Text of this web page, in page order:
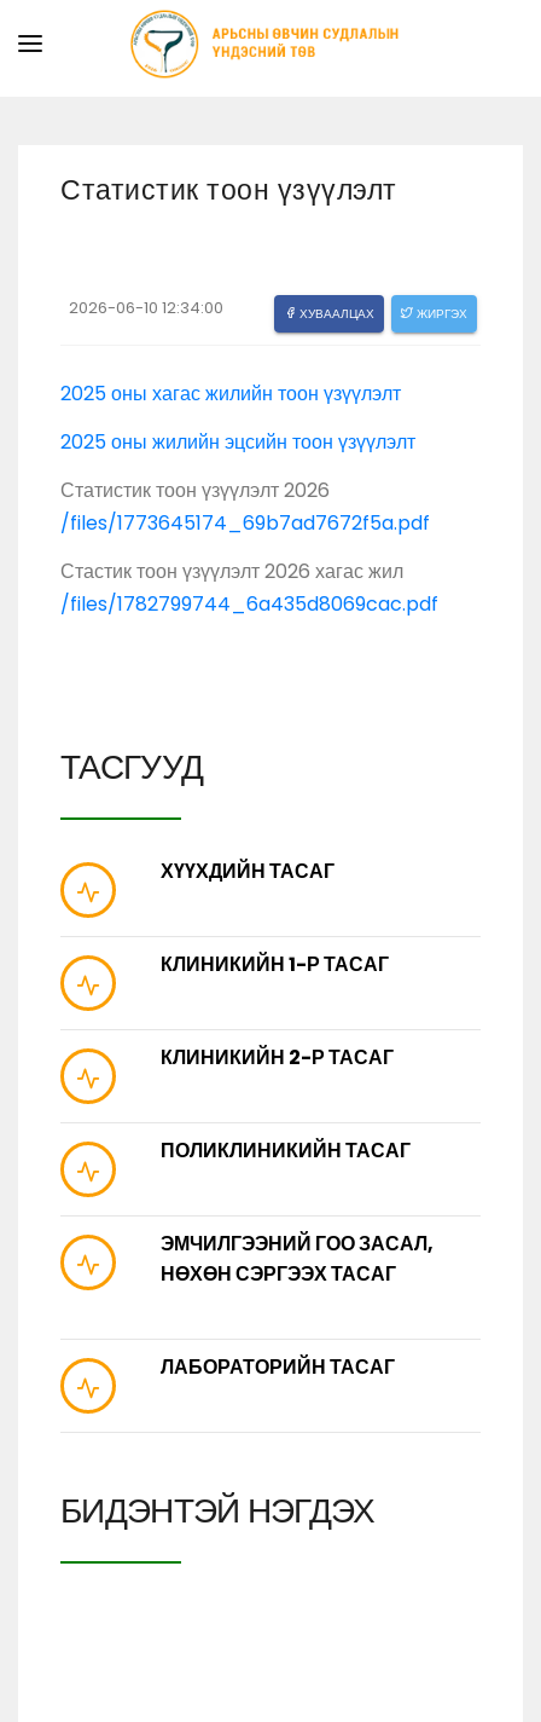
ХУУЛЬ ЭРХ ЗҮЙ
Статистик тоон үзүүлэлт
2026-06-10 12:34:00 ХУВААЛЦАХ ЖИРГЭХ
2025 оны хагас жилийн тоон үзүүлэлт
2025 оны жилийн эцсийн тоон үзүүлэлт
Статистик тоон үзүүлэлт 2026
/files/1773645174_69b7ad7672f5a.pdf
Стастик тоон үзүүлэлт 2026 хагас жил
/files/1782799744_6a435d8069cac.pdf
ТАСГУУД
ХҮҮХДИЙН ТАСАГ
КЛИНИКИЙН 1-Р ТАСАГ
КЛИНИКИЙН 2-Р ТАСАГ
ПОЛИКЛИНИКИЙН ТАСАГ
ЭМЧИЛГЭЭНИЙ ГОО ЗАСАЛ,
НӨХӨН СЭРГЭЭХ ТАСАГ
ЛАБОРАТОРИЙН ТАСАГ
БИДЭНТЭЙ НЭГДЭХ